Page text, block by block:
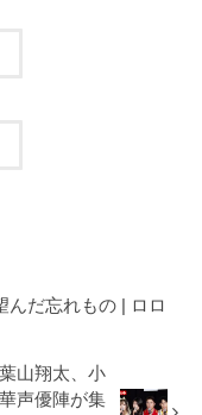
んだ忘れもの | ロロ
山翔太、小
声優陣が集